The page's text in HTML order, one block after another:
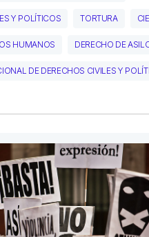
Y POLÍTICOS TORTURA CIE
HUMANOS DERECHO DE
DE DERECHOS CIVILES Y